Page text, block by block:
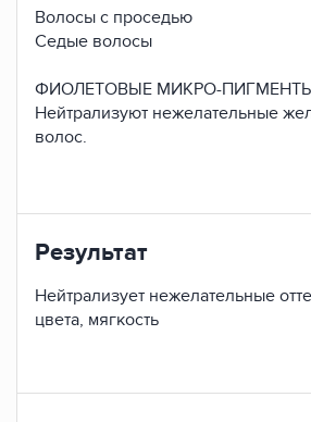
Волосы с проседью
Седые волосы
ФИОЛЕТОВЫЕ МИКРО-
Нейтрализуют нежелательные
волос.
Результат
Нейтрализует нежелательные
цвета, мягкость